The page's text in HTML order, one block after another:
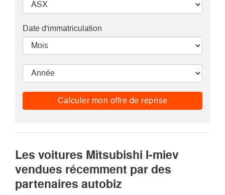
Date d'immatriculation
Calculer mon offre de reprise
Les voitures Mitsubishi I-miev
vendues récemment par des
partenaires autobiz